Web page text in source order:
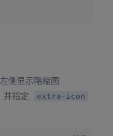
侧显示略缩图
并指定 extra-icon